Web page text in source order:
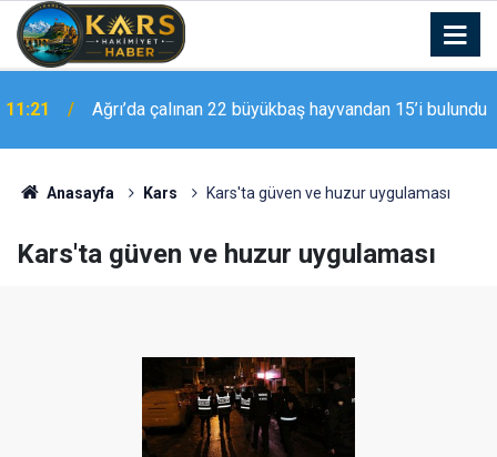
11:21
Ağrı’da çalınan 22 büyükbaş hayvandan 15’i bulundu
11:07
Malatya’ya sevk edildi
Anasayfa Kars Kars'ta güven ve huzur uygulaması
Kars'ta güven ve huzur uygulaması